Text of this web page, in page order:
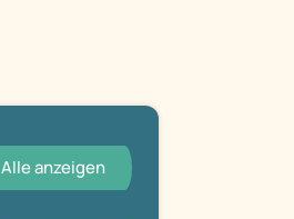
Alle anzeigen